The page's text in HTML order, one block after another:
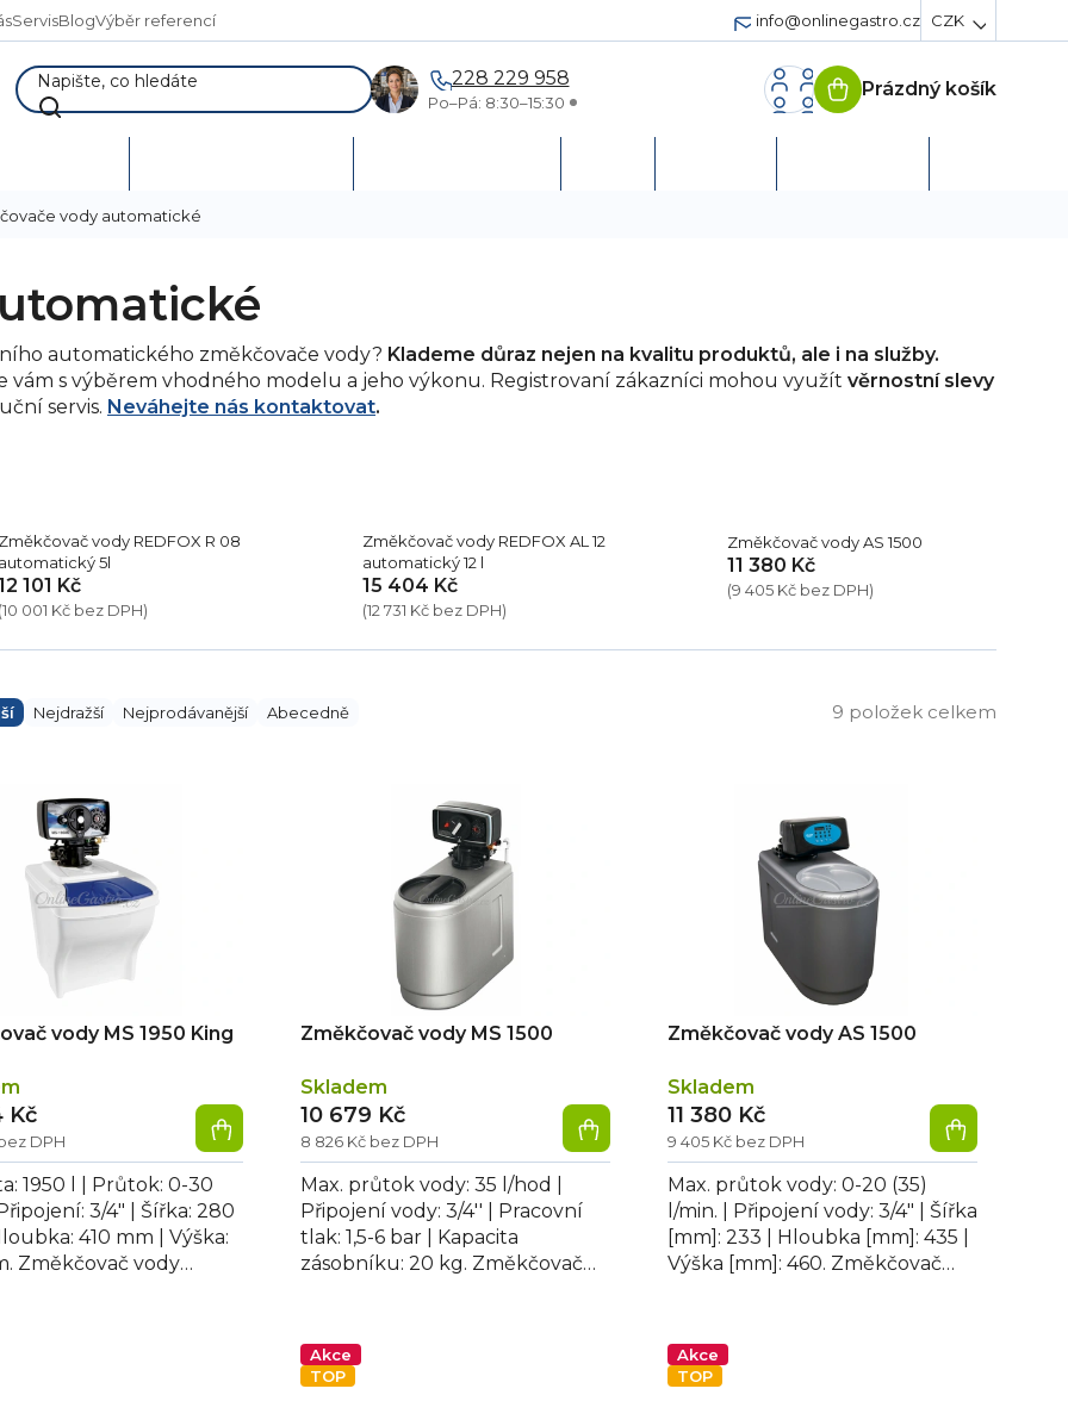
ServisBlogVýběr referencí info@onlinegastro.cz CZK
228 229 958
Po–Pá: 8:30–15:30
Nákupní
Prázdný košík
vody automatické
automatického změkčovače vody? Klademe důraz nejen na kvalitu produktů, ale i na služby.
vám s výběrem vhodného modelu a jeho výkonu. Registrovaní zákazníci mohou využít věrnostní slevy
servis. Neváhejte nás kontaktovat.
Změkčovač vody REDFOX R 08
automatický 5l
101 Kč
(10 001 Kč bez DPH)
Změkčovač vody REDFOX AL 12
automatický 12 l
15 404 Kč
(12 731 Kč bez DPH)
Změkčovač vody AS 1500
11 380 Kč
(9 405 Kč bez DPH)
Nejdražší Nejprodávanější Abecedně 9 položek celkem
vody MS 1950 King
DPH
Kč
1950 l | Průtok: 0-30
3/4" | Šířka: 280
410 mm | Výška:
Změkčovač vody
Změkčovač vody MS 1500
Skladem
8 826 Kč bez DPH
10 679 Kč
Max. průtok vody: 35 l/hod |
Připojení vody: 3/4'' | Pracovní
tlak: 1,5-6 bar | Kapacita
zásobníku: 20 kg. Změkčovač
Změkčovač vody AS 1500
Skladem
9 405 Kč bez DPH
11 380 Kč
Max. průtok vody: 0-20 (35)
l/min. | Připojení vody: 3/4" | Šířka
[mm]: 233 | Hloubka [mm]: 435 |
Výška [mm]: 460. Změkčovač
Akce
TOP
Akce
TOP